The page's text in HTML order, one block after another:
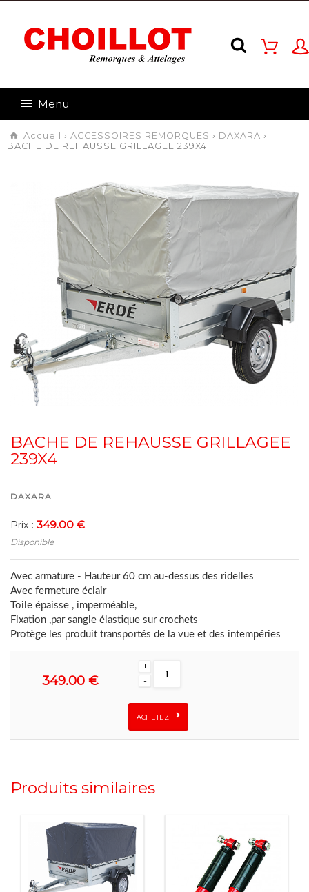
Menu
Accueil ›ACCESSOIRES REMORQUES › DAXARA ›
BACHE DE REHAUSSE GRILLAGEE 239X4
BACHE DE REHAUSSE GRILLAGEE
239X4
DAXARA
Prix : 349.00 €
Disponible
Avec armature - Hauteur 60 cm au-dessus des ridelles
Avec fermeture éclair
Toile épaisse , imperméable,
Fixation ,par sangle élastique sur crochets
Protège les produit transportés de la vue et des intempéries
349.00 €
+
-
ACHETEZ
Produits similaires